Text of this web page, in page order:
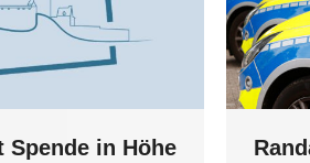
in Höhe